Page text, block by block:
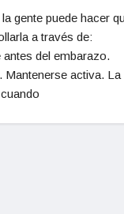
gente puede hacer
a través de:
antes del embarazo.
Mantenerse activa. La